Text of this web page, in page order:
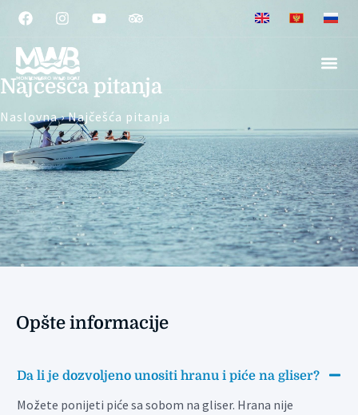
Najčešća pitanja
Naslovna›Najčešća pitanja
Opšte informacije
Da li je dozvoljeno unositi hranu i piće na gliser?
Možete ponijeti piće sa sobom na gliser. Hrana nije